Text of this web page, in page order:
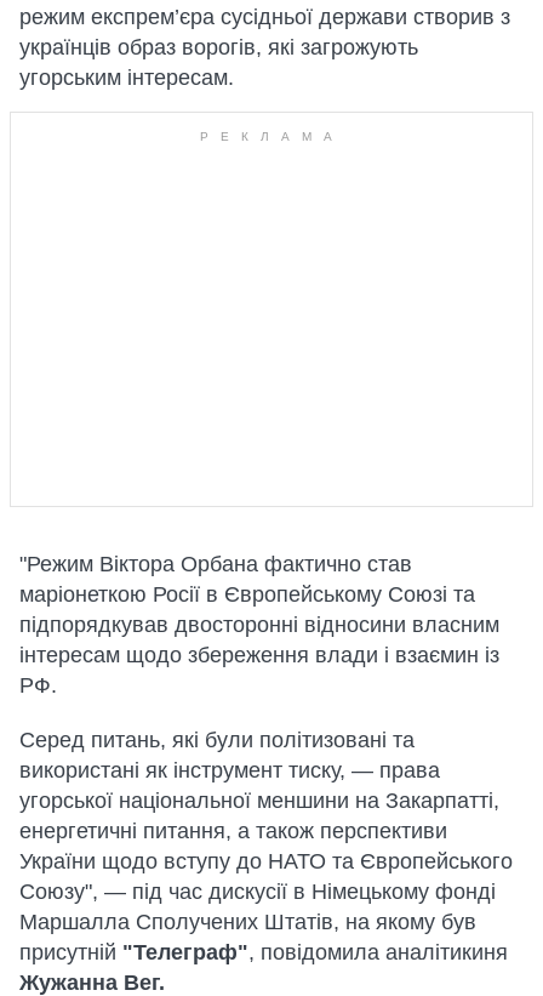
режим експрем’єра сусідньої держави створив з
українців образ ворогів, які загрожують
угорським інтересам.
"Режим Віктора Орбана фактично став
маріонеткою Росії в Європейському Союзі та
підпорядкував двосторонні відносини власним
інтересам щодо збереження влади і взаємин із
РФ.
Серед питань, які були політизовані та
використані як інструмент тиску, — права
угорської національної меншини на Закарпатті,
енергетичні питання, а також перспективи
України щодо вступу до НАТО та Європейського
Союзу", — під час дискусії в Німецькому фонді
Маршалла Сполучених Штатів, на якому був
присутній "Телеграф", повідомила аналітикиня
Жужанна Вег.